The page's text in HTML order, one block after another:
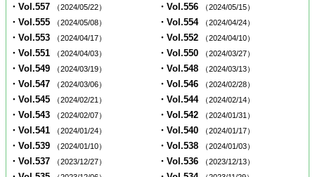
・Vol.557 （2024/05/22） ・Vol.556 （2024/05/15）
・Vol.555 （2024/05/08） ・Vol.554 （2024/04/24）
・Vol.553 （2024/04/17） ・Vol.552 （2024/04/10）
・Vol.551 （2024/04/03） ・Vol.550 （2024/03/27）
・Vol.549 （2024/03/19） ・Vol.548 （2024/03/13）
・Vol.547 （2024/03/06） ・Vol.546 （2024/02/28）
・Vol.545 （2024/02/21） ・Vol.544 （2024/02/14）
・Vol.543 （2024/02/07） ・Vol.542 （2024/01/31）
・Vol.541 （2024/01/24） ・Vol.540 （2024/01/17）
・Vol.539 （2024/01/10） ・Vol.538 （2024/01/03）
・Vol.537 （2023/12/27） ・Vol.536 （2023/12/13）